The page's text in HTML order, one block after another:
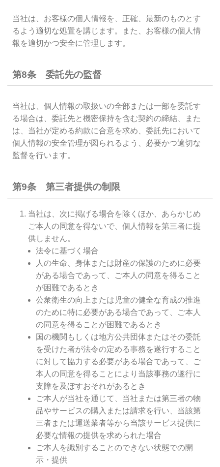
当社は、お客様の個人情報を、正確、最新のものとす
るよう適切な処置を講じます。また、お客様の個人情
報を適切かつ安全に管理します。
第8条 委託先の監督
当社は、個人情報の取扱いの全部または一部を委託す
る場合は、委託先と機密保持を含む契約の締結、また
は、当社が定める約款に合意を求め、委託先において
個人情報の安全管理が図られるよう、必要かつ適切な
監督を行います。
第9条 第三者提供の制限
当社は、次に掲げる場合を除くほか、あらかじめ
ご本人の同意を得ないで、個人情報を第三者に提
供しません。
法令に基づく場合
人の生命、身体または財産の保護のために必要
がある場合であって、ご本人の同意を得ること
が困難であるとき
公衆衛生の向上または児童の健全な育成の推進
のために特に必要がある場合であって、ご本人
の同意を得ることが困難であるとき
国の機関もしくは地方公共団体またはその委託
を受けた者が法令の定める事務を遂行すること
に対して協力する必要がある場合であって、ご
本人の同意を得ることにより当該事務の遂行に
支障を及ぼすおそれがあるとき
ご本人が当社を通じて、当社または第三者の物
品やサービスの購入または請求を行い、当該第
三者または運送業者等から当該サービス提供に
必要な情報の提供を求められた場合
ご本人を識別することのできない状態での開
示・提供